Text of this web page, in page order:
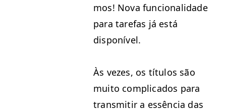
mos! Nova fun­cional­i­dade
para tare­fas já está
disponível.
Às vezes, os títu­los são
muito com­pli­ca­dos para
trans­mi­tir a essên­cia das